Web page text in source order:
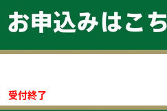
受付終了